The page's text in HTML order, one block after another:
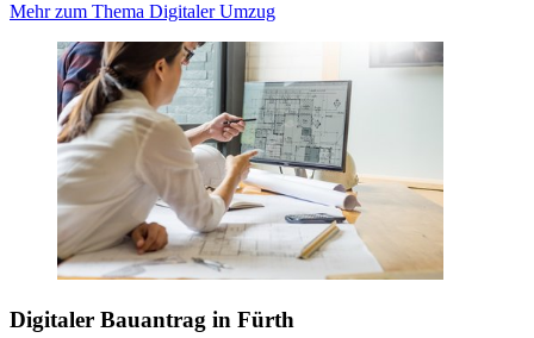
Mehr zum Thema Digitaler Umzug
Digitaler Bauantrag in Fürth